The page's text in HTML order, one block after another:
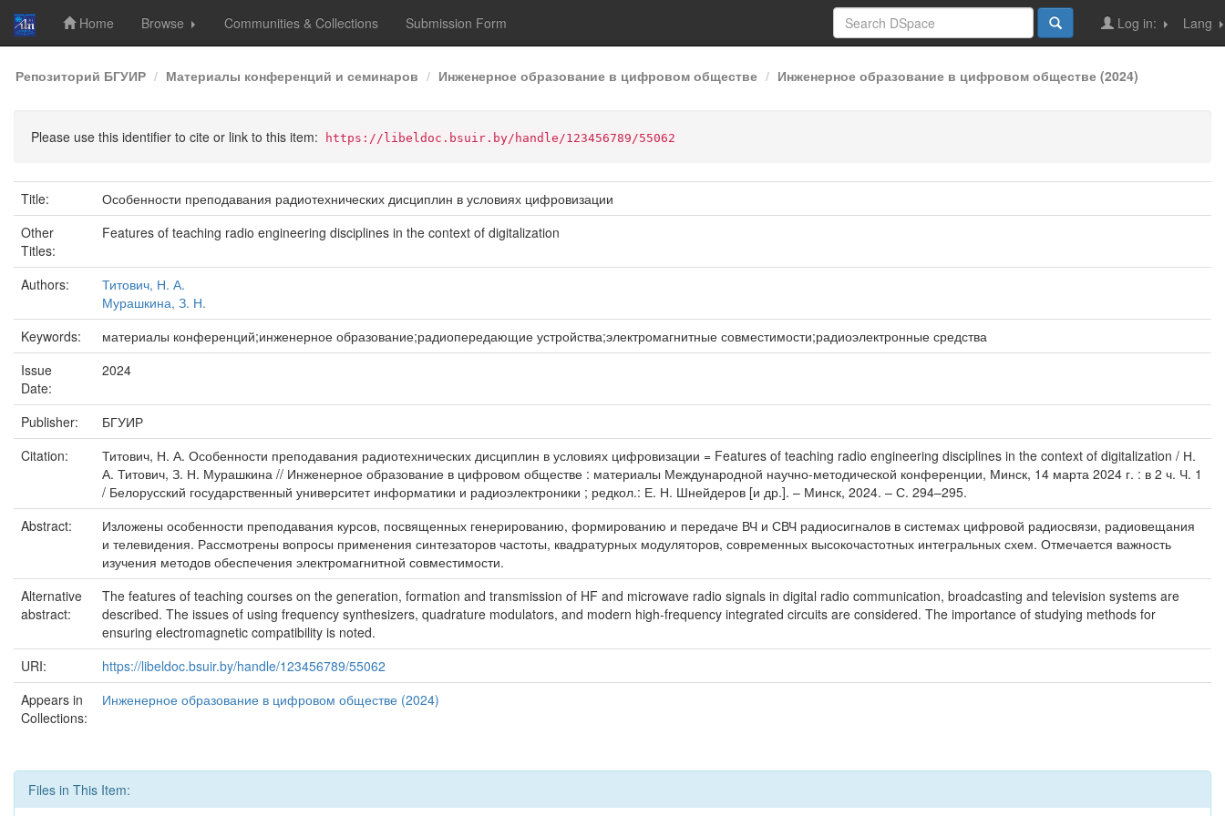
Skip
navigation
Home Browse Communities & Collections Submission Form Lang
Log in:
Репозиторий БГУИР Материалы конференций и семинаров Инженерное образование в цифровом обществе Инженерное образование в цифровом обществе (2024)
Please use this identifier to cite or link to this item: https://libeldoc.bsuir.by/handle/123456789/55062
Title:
Особенности преподавания радиотехнических дисциплин в условиях цифровизации
Other
Titles:
Features of teaching radio engineering disciplines in the context of digitalization
Authors:
Титович, Н. А.
Мурашкина, З. Н.
Keywords:
материалы конференций;инженерное образование;радиопередающие устройства;электромагнитные совместимости;радиоэлектронные средства
Issue
Date:
2024
Publisher:
БГУИР
Citation:
Титович, Н. А. Особенности преподавания радиотехнических дисциплин в условиях цифровизации = Features of teaching radio engineering disciplines in the context of digitalization / Н.
А. Титович, З. Н. Мурашкина // Инженерное образование в цифровом обществе : материалы Международной научно-методической конференции, Минск, 14 марта 2024 г. : в 2 ч. Ч. 1
/ Белорусский государственный университет информатики и радиоэлектроники ; редкол.: Е. Н. Шнейдеров [и др.]. – Минск, 2024. – С. 294–295.
Abstract:
Изложены особенности преподавания курсов, посвященных генерированию, формированию и передаче ВЧ и СВЧ радиосигналов в системах цифровой радиосвязи, радиовещания
и телевидения. Рассмотрены вопросы применения синтезаторов частоты, квадратурных модуляторов, современных высокочастотных интегральных схем. Отмечается важность
изучения методов обеспечения электромагнитной совместимости.
Alternative
abstract:
The features of teaching courses on the generation, formation and transmission of HF and microwave radio signals in digital radio communication, broadcasting and television systems are
described. The issues of using frequency synthesizers, quadrature modulators, and modern high-frequency integrated circuits are considered. The importance of studying methods for
ensuring electromagnetic compatibility is noted.
URI:
https://libeldoc.bsuir.by/handle/123456789/55062
Appears in
Collections:
Инженерное образование в цифровом обществе (2024)
Files in This Item: